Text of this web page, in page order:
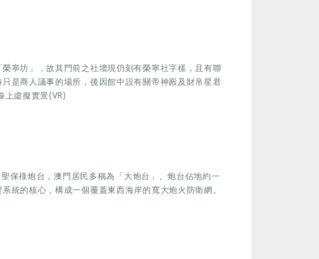
寧坊」，故其門前之社壇現仍刻有榮寧社字樣，且有聯
是商人議事的場所，後因館中設有關帝神殿及財帛星君
上虛擬實景(VR)
保祿炮台，澳門居民多稱為「大炮台」。炮台佔地約一
統的核心，構成一個覆蓋東西海岸的寬大炮火防衛網。